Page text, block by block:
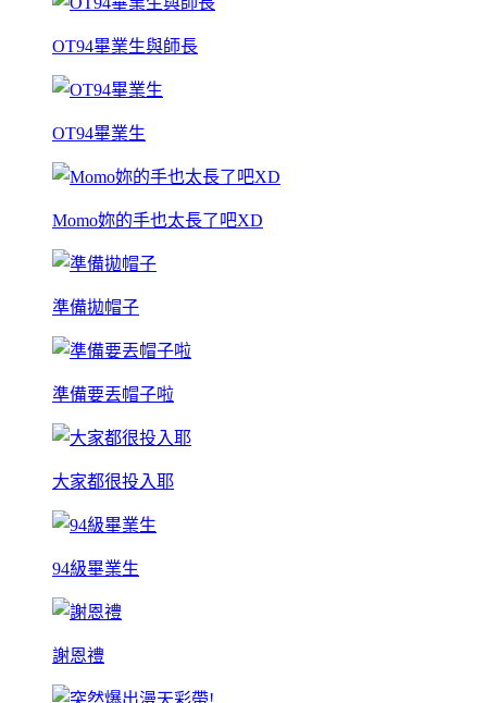
OT94畢業生與師長
OT94畢業生
Momo妳的手也太長了吧XD
準備拋帽子
準備要丟帽子啦
大家都很投入耶
94級畢業生
謝恩禮